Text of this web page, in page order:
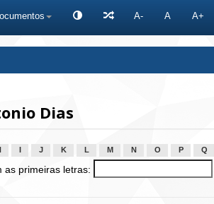
A- A A+
Dias
J K L M N O P Q
as primeiras letras: